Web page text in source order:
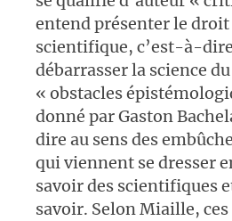
entend présenter le
scientifique, c’est-à-
débarrasser la science
« obstacles
donné par Gaston
dire au sens des
qui viennent se dresser
savoir des scientifiques
savoir. Selon Miaille,